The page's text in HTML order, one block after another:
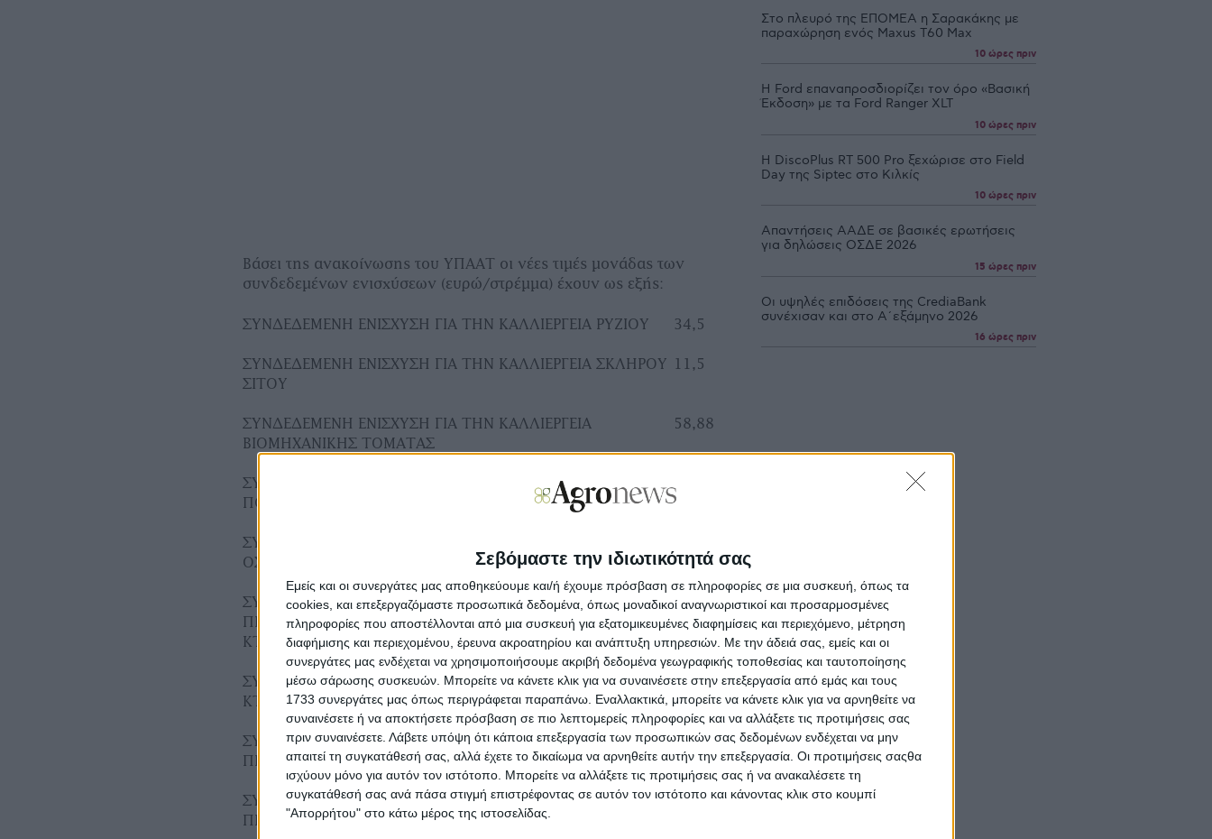
Σεβόμαστε την ιδιωτικότητά σας
Εμείς και οι συνεργάτες μας αποθηκεύουμε και/ή έχουμε πρόσβαση σε πληροφορίες σε μια συσκευή, όπως τα
cookies, και επεξεργαζόμαστε προσωπικά δεδομένα, όπως μοναδικοί αναγνωριστικοί και προσαρμοσμένες
πληροφορίες που αποστέλλονται από μια συσκευή για εξατομικευμένες διαφημίσεις και περιεχόμενο, μέτρηση
διαφήμισης και περιεχομένου, έρευνα ακροατηρίου και ανάπτυξη υπηρεσιών. Με την άδειά σας, εμείς και οι
συνεργάτες μας ενδέχεται να χρησιμοποιήσουμε ακριβή δεδομένα γεωγραφικής τοποθεσίας και ταυτοποίησης
μέσω σάρωσης συσκευών. Μπορείτε να κάνετε κλικ για να συναινέσετε στην επεξεργασία από εμάς και τους
1733 συνεργάτες μας όπως περιγράφεται παραπάνω. Εναλλακτικά, μπορείτε να κάνετε κλικ για να αρνηθείτε να
συναινέσετε ή να αποκτήσετε πρόσβαση σε πιο λεπτομερείς πληροφορίες και να αλλάξετε τις προτιμήσεις σας
πριν συναινέσετε. Λάβετε υπόψη ότι κάποια επεξεργασία των προσωπικών σας δεδομένων ενδέχεται να μην
απαιτεί τη συγκατάθεσή σας, αλλά έχετε το δικαίωμα να αρνηθείτε αυτήν την επεξεργασία. Οι προτιμήσεις σαςθα
ισχύουν μόνο για αυτόν τον ιστότοπο. Μπορείτε να αλλάξετε τις προτιμήσεις σας ή να ανακαλέσετε τη
συγκατάθεσή σας ανά πάσα στιγμή επιστρέφοντας σε αυτόν τον ιστότοπο και κάνοντας κλικ στο κουμπί
"Απορρήτου" στο κάτω μέρος της ιστοσελίδας.
Βάσει της ανακοίνωσης του ΥΠΑΑΤ οι νέες τιμές μονάδας των
συνδεδεμένων ενισχύσεων (ευρώ/στρέμμα) έχουν ως εξής:
ΣΥΝΔΕΔΕΜΕΝΗ ΕΝΙΣΧΥΣΗ ΓΙΑ ΤΗΝ ΚΑΛΛΙΕΡΓΕΙΑ ΡΥΖΙΟΥ 34,5
ΣΥΝΔΕΔΕΜΕΝΗ ΕΝΙΣΧΥΣΗ ΓΙΑ ΤΗΝ ΚΑΛΛΙΕΡΓΕΙΑ ΣΚΛΗΡΟΥ
ΣΙΤΟΥ
11,5
ΣΥΝΔΕΔΕΜΕΝΗ ΕΝΙΣΧΥΣΗ ΓΙΑ ΤΗΝ ΚΑΛΛΙΕΡΓΕΙΑ
ΒΙΟΜΗΧΑΝΙΚΗΣ ΤΟΜΑΤΑΣ
58,88
ΣΥΝΔΕΔΕΜΕΝΗ ΕΝΙΣΧΥΣΗ ΓΙΑ ΤΗΝ ΠΑΡΑΔΟΣΗ
ΠΟΡΤΟΚΑΛΙΩΝ ΠΡΟΣ ΧΥΜΟΠΟΙΗΣΗ
ΣΥΝΔΕΔΕΜΕΝΗ ΕΝΙΣΧΥΣΗ ΓΙΑ ΤΗΝ ΚΑΛΛΙΕΡΓΕΙΑ ΒΡΩΣΙΜΩΝ
ΟΣΠΡΙΩΝ
ΣΥΝΔΕΔΕΜΕΝΗ ΕΝΙΣΧΥΣΗ ΓΙΑ ΤΗΝ ΚΑΛΛΙΕΡΓΕΙΑ
ΠΡΩΤΕΙΝΟΥΧΩΝ ΚΤΗΝΟΤΡΟΦΙΚΩΝ ΨΥΧΑΝΘΩΝ ΕΚΤΟΣ
ΚΤΗΝΟΤΡΟΦΙΚΗΣ ΣΟΓΙΑΣ
22,08
ΣΥΝΔΕΔΕΜΕΝΗ ΕΝΙΣΧΥΣΗ ΓΙΑ ΤΗΝ ΚΑΛΛΙΕΡΓΕΙΑ
ΚΤΗΝΟΤΡΟΦΙΚΗΣ ΣΟΓΙΑΣ
60,8
ΣΥΝΔΕΔΕΜΕΝΗ ΕΝΙΣΧΥΣΗ ΓΙΑ ΤΗΝ ΚΑΛΛΙΕΡΓΕΙΑ ΣΠΟΡΩΝ
ΠΡΟΣ ΣΠΟΡΑ
54,05
ΣΥΝΔΕΔΕΜΕΝΗ ΕΝΙΣΧΥΣΗ ΣΗΡΟΤΡΟΦΙΑΣ ΑΝΑ ΚΟΥΤΙ
ΠΙΣΤΟΠΟΙΗΜΕΝΟΥ ΜΕΤΑΞΟΣΠΟΡΟΥ
28,175
Στο πλευρό της ΕΠΟΜΕΑ η Σαρακάκης με
παραχώρηση ενός Maxus T60 Max
10 ώρες πριν
Η Ford επαναπροσδιορίζει τον όρο «Βασική
Έκδοση» με τα Ford Ranger XLT
10 ώρες πριν
Η DiscoPlus RT 500 Pro ξεχώρισε στο Field
Day της Siptec στο Κιλκίς
10 ώρες πριν
Απαντήσεις ΑΑΔΕ σε βασικές ερωτήσεις
για δηλώσεις ΟΣΔΕ 2026
15 ώρες πριν
Οι υψηλές επιδόσεις της CrediaBank
συνέχισαν και στο Α΄εξάμηνο 2026
16 ώρες πριν